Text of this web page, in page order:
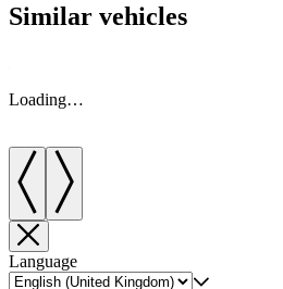
Similar vehicles
Loading…
Language